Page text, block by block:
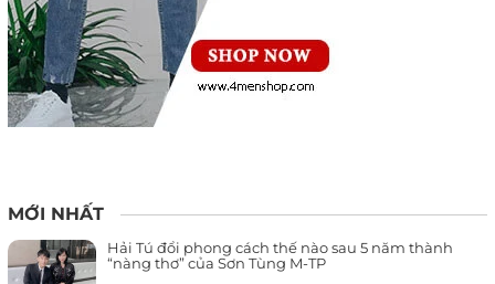
MỚI NHẤT
Hải Tú đổi phong cách thế nào sau 5 năm thành
“nàng thơ” của Sơn Tùng M-TP